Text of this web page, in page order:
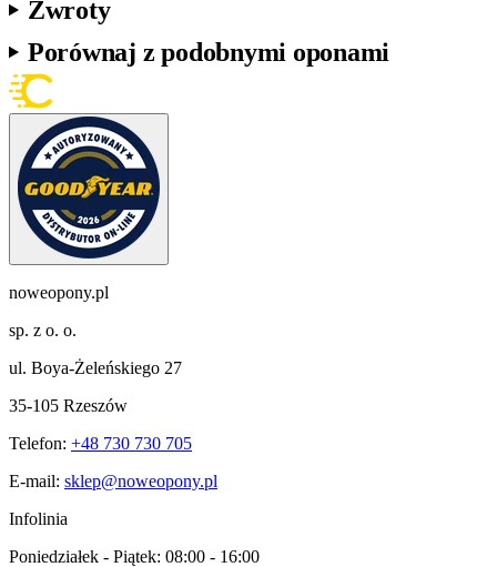
Zwroty
Porównaj z podobnymi oponami
noweopony.pl
sp. z o. o.
ul. Boya-Żeleńskiego 27
35-105 Rzeszów
Telefon: +48 730 730 705
E-mail: sklep@noweopony.pl
Infolinia
Poniedziałek - Piątek: 08:00 - 16:00